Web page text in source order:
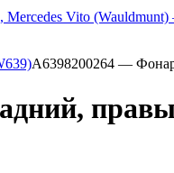
A6398200264 —